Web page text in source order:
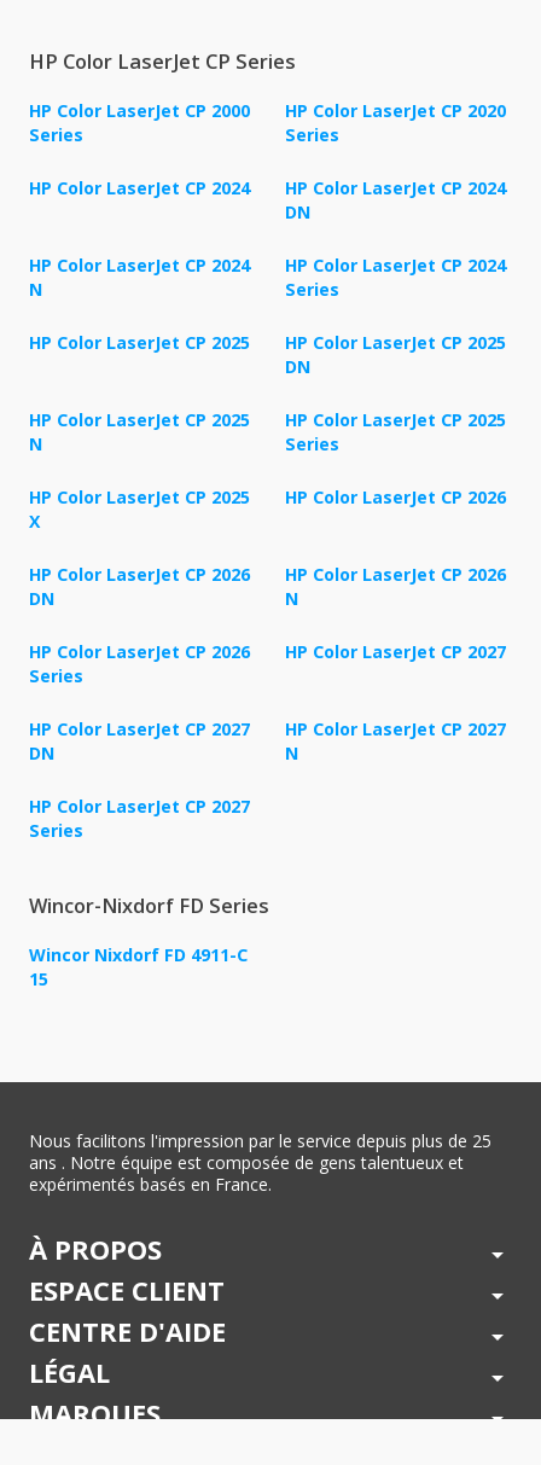
HP Color LaserJet CP Series
HP Color LaserJet CP 2000
Series
HP Color LaserJet CP 2020
Series
HP Color LaserJet CP 2024
HP Color LaserJet CP 2024
DN
HP Color LaserJet CP 2024
N
HP Color LaserJet CP 2024
Series
HP Color LaserJet CP 2025
HP Color LaserJet CP 2025
DN
HP Color LaserJet CP 2025
N
HP Color LaserJet CP 2025
Series
HP Color LaserJet CP 2025
X
HP Color LaserJet CP 2026
HP Color LaserJet CP 2026
DN
HP Color LaserJet CP 2026
N
HP Color LaserJet CP 2026
Series
HP Color LaserJet CP 2027
HP Color LaserJet CP 2027
DN
HP Color LaserJet CP 2027
N
HP Color LaserJet CP 2027
Series
Wincor-Nixdorf FD Series
Wincor Nixdorf FD 4911-C
15
Nous facilitons l'impression par le service depuis plus de 25
ans . Notre équipe est composée de gens talentueux et
expérimentés basés en France.
À PROPOS arrow_drop_down
ESPACE CLIENT arrow_drop_down
CENTRE D'AIDE arrow_drop_down
LÉGAL arrow_drop_down
MARQUES arrow_drop_down